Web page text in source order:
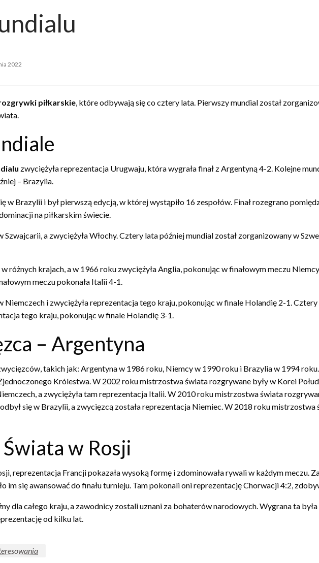
2022
piłkarskie, które odbywają się co cztery lata. Pierwszy mundial został
zwyciężyła reprezentacja Urugwaju, która wygrała finał z Argentyną 4-2. Kolejne
– Brazylia.
w Brazylii i był pierwszą edycją, w której wystąpiło 16 zespołów. Finał rozegrano
na piłkarskim świecie.
Szwajcarii, a zwyciężyła Włochy. Cztery lata później mundial został zorganizowany w
różnych krajach, a w 1966 roku zwyciężyła Anglia, pokonując w finałowym meczu
meczu pokonała Italii 4-1.
Niemczech i zwyciężyła reprezentacja tego kraju, pokonując w finale Holandię 2-1.
tego kraju, pokonując w finale Holandię 3-1.
– Argentyna
takich jak: Argentyna w 1986 roku, Niemcy w 1990 roku i Brazylia w 1994
Królestwa. W 2002 roku mistrzostwa świata rozgrywane były w Korei
a zwyciężyła tam reprezentacja Italii. W 2010 roku mistrzostwa świata
się w Brazylii, a zwycięzcą została reprezentacja Niemiec. W 2018 roku
w Rosji
reprezentacja Francji pokazała wysoką formę i zdominowała rywali w każdym meczu.
im się awansować do finału turnieju. Tam pokonali oni reprezentację Chorwacji 4:2,
dla całego kraju, a zawodnicy zostali uznani za bohaterów narodowych. Wygrana ta
od kilku lat.